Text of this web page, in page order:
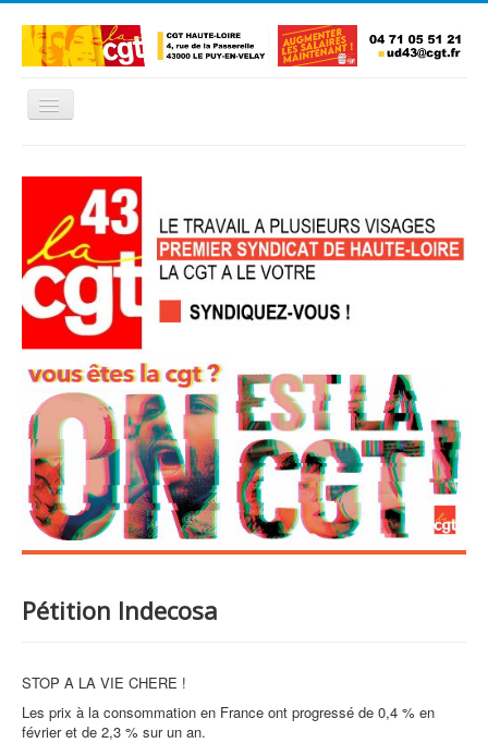
Basculer
L'Union Départementale
Les Unions Locales
Les syndicats locaux
Défendre vos droits
Se syndiquer
La confédératon nationale CGT
NOUS CONTACTER
Pétition Indecosa
STOP A LA VIE CHERE !
Les prix à la consommation en France ont progressé de 0,4 % en
février et de 2,3 % sur un an.